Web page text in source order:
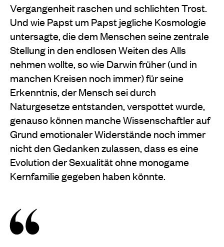
Vergangenheit raschen und schlichten Trost.
Und wie Papst um Papst jegliche Kosmologie
untersagte, die dem Menschen seine zentrale
Stellung in den endlosen Weiten des Alls
nehmen wollte, so wie Darwin früher (und in
manchen Kreisen noch immer) für seine
Erkenntnis, der Mensch sei durch
Naturgesetze entstanden, verspottet wurde,
genauso können manche Wissenschaftler auf
Grund emotionaler Widerstände noch immer
nicht den Gedanken zulassen, dass es eine
Evolution der Sexualität ohne monogame
Kernfamilie gegeben haben könnte.